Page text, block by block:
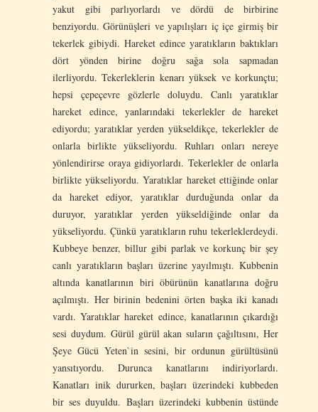
yakut gibi parlıyorlardı ve dördü de birbirine
benziyordu. Görünüşleri ve yapılışları iç içe girmiş bir
tekerlek gibiydi. Hareket edince yaratıkların baktıkları
dört yönden birine doğru sağa sola sapmadan
ilerliyordu. Tekerleklerin kenarı yüksek ve korkunçtu;
hepsi çepeçevre gözlerle doluydu. Canlı yaratıklar
hareket edince, yanlarındaki tekerlekler de hareket
ediyordu; yaratıklar yerden yükseldikçe, tekerlekler de
onlarla birlikte yükseliyordu. Ruhları onları nereye
yönlendirirse oraya gidiyorlardı. Tekerlekler de onlarla
birlikte yükseliyordu. Yaratıklar hareket ettiğinde onlar
da hareket ediyor, yaratıklar durduğunda onlar da
duruyor, yaratıklar yerden yükseldiğinde onlar da
yükseliyordu. Çünkü yaratıkların ruhu tekerleklerdeydi.
Kubbeye benzer, billur gibi parlak ve korkunç bir şey
canlı yaratıkların başları üzerine yayılmıştı. Kubbenin
altında kanatlarının biri öbürünün kanatlarına doğru
açılmıştı. Her birinin bedenini örten başka iki kanadı
vardı. Yaratıklar hareket edince, kanatlarının çıkardığı
sesi duydum. Gürül gürül akan suların çağıltısını, Her
Şeye Gücü Yeten`in sesini, bir ordunun gürültüsünü
yansıtıyordu. Durunca kanatlarını indiriyorlardı.
Kanatları inik dururken, başları üzerindeki kubbeden
bir ses duyuldu. Başları üzerindeki kubbenin üstünde